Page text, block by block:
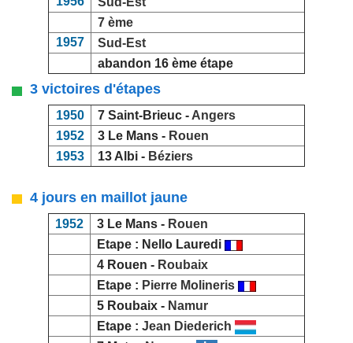
7 ème
1957
Sud-Est
abandon 16 ème étape
3 victoires d'étapes
1950 7 Saint-Brieuc - Angers
1952
3 Le Mans - Rouen
1953
13 Albi - Béziers
4 jours en maillot jaune
1952 3 Le Mans - Rouen
Etape : Nello Lauredi
4 Rouen - Roubaix
Etape : Pierre Molineris
5 Roubaix - Namur
Etape : Jean Diederich